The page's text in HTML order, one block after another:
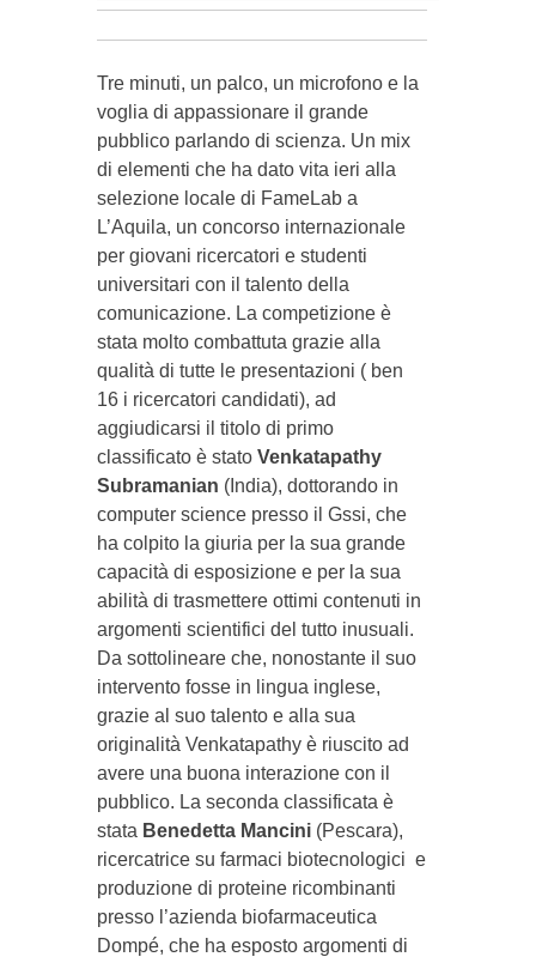
Tre minuti, un palco, un microfono e la
voglia di appassionare il grande
pubblico parlando di scienza. Un mix
di elementi che ha dato vita ieri alla
selezione locale di FameLab a
L’Aquila, un concorso internazionale
per giovani ricercatori e studenti
universitari con il talento della
comunicazione. La competizione è
stata molto combattuta grazie alla
qualità di tutte le presentazioni ( ben
16 i ricercatori candidati), ad
aggiudicarsi il titolo di primo
classificato è stato Venkatapathy
Subramanian (India), dottorando in
computer science presso il Gssi, che
ha colpito la giuria per la sua grande
capacità di esposizione e per la sua
abilità di trasmettere ottimi contenuti in
argomenti scientifici del tutto inusuali.
Da sottolineare che, nonostante il suo
intervento fosse in lingua inglese,
grazie al suo talento e alla sua
originalità Venkatapathy è riuscito ad
avere una buona interazione con il
pubblico. La seconda classificata è
stata Benedetta Mancini(Pescara),
ricercatrice su farmaci biotecnologici e
produzione di proteine ricombinanti
presso l’azienda biofarmaceutica
Dompé, che ha esposto argomenti di